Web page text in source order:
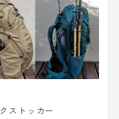
ストッカー